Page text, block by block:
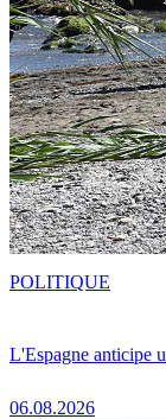
L'Espagne anticipe
06.08.2026
POLITIQUE